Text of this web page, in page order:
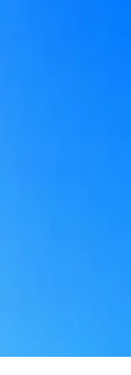
поиска с AI: рынки,
подбор из